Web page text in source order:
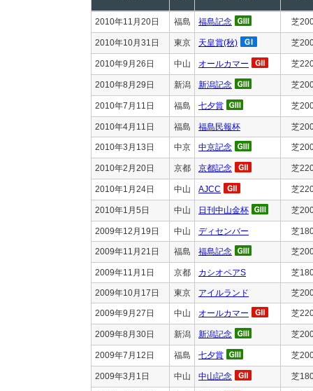
2010年11月20日 福島 福島記念 芝
2010年10月31日 東京 天皇賞(秋) 芝
2010年9月26日 中山 オールカマー 芝
2010年8月29日 新潟 新潟記念 芝
2010年7月11日 福島 七夕賞 芝
2010年4月11日 福島 福島民報杯 芝
2010年3月13日 中京 中京記念 芝
2010年2月20日 京都 京都記念 芝
2010年1月24日 中山 AJCC 芝
2010年1月5日 中山 日刊中山金杯 芝
2009年12月19日 中山 ディセンバー 芝
2009年11月21日 福島 福島記念 芝
2009年11月1日 京都 カシオペアS 芝
2009年10月17日 東京 アイルランド 芝
2009年9月27日 中山 オールカマー 芝
2009年8月30日 新潟 新潟記念 芝
2009年7月12日 福島 七夕賞 芝
2009年3月1日 中山 中山記念 芝